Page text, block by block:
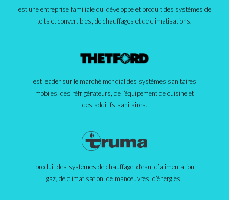
est une entreprise familiale qui développe et produit des systèmes de
toits et convertibles, de chauffages et de climatisations.
est leader sur le marché mondial des systèmes sanitaires
mobiles, des réfrigérateurs, de l’équipement de cuisine et
des additifs sanitaires.
produit des systèmes de chauffage, d’eau, d’alimentation
gaz, de climatisation, de manoeuvres, d’énergies.